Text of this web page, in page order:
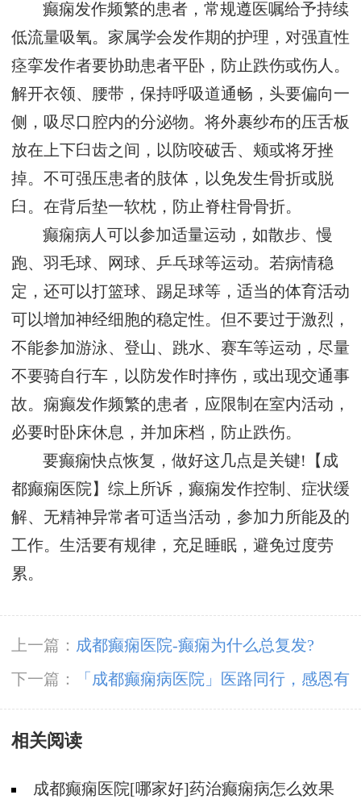
癫痫发作频繁的患者，常规遵医嘱给予持续
低流量吸氧。家属学会发作期的护理，对强直性
痉挛发作者要协助患者平卧，防止跌伤或伤人。
解开衣领、腰带，保持呼吸道通畅，头要偏向一
侧，吸尽口腔内的分泌物。将外裹纱布的压舌板
放在上下臼齿之间，以防咬破舌、颊或将牙挫
掉。不可强压患者的肢体，以免发生骨折或脱
臼。在背后垫一软枕，防止脊柱骨骨折。
癫痫病人可以参加适量运动，如散步、慢
跑、羽毛球、网球、乒乓球等运动。若病情稳
定，还可以打篮球、踢足球等，适当的体育活动
可以增加神经细胞的稳定性。但不要过于激烈，
不能参加游泳、登山、跳水、赛车等运动，尽量
不要骑自行车，以防发作时摔伤，或出现交通事
故。痫癫发作频繁的患者，应限制在室内活动，
必要时卧床休息，并加床档，防止跌伤。
要癫痫快点恢复，做好这几点是关键!【成
都癫痫医院】综上所诉，癫痫发作控制、症状缓
解、无精神异常者可适当活动，参加力所能及的
工作。生活要有规律，充足睡眠，避免过度劳
累。
上一篇： 成都癫痫医院-癫痫为什么总复发?
下一篇：
「成都癫痫病医院」医路同行，感恩有
您!成都神康癫痫医院祝大家感恩节快乐!
相关阅读
成都癫痫医院[哪家好]药治癫痫病怎么效果